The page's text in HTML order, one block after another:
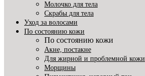
Молочко для тела
Скрабы для тела
Уход за волосами
По состоянию кожи
По состоянию кожи
Акне, постакне
Для жирной и проблемной кожи
Морщины